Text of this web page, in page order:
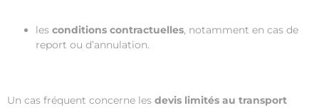
les conditions contractuelles, notamment en cas de
report ou d’annulation.
Un cas fréquent concerne les devis limités au transport